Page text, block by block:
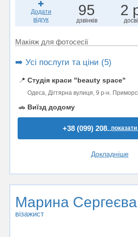
Додати
відгук
95
дзвінків
2
Макіяж для фотосесії
➡️ Усі послуги та ціни (5)
📍 Студія краси "beauty space"
Одеса, Дігтярна вулиця, 9 р-н.
🚗 Виїзд додому
+38 (099) 208..
Докладніше
Марина Сергеєва
візажист